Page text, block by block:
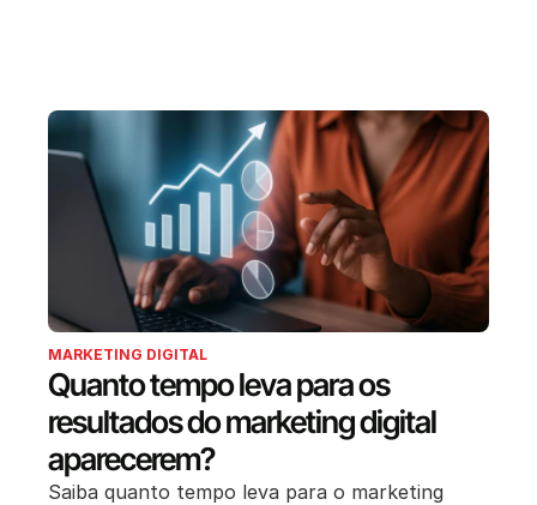
MARKETING DIGITAL
Quanto tempo leva para os
resultados do marketing digital
aparecerem?
Saiba quanto tempo leva para o marketing